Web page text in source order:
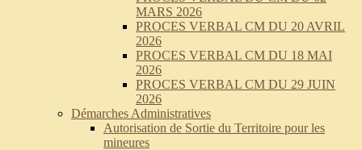
MARS 2026
PROCES VERBAL CM DU 20 AVRIL
2026
PROCES VERBAL CM DU 18 MAI
2026
PROCES VERBAL CM DU 29 JUIN
2026
Démarches Administratives
Autorisation de Sortie du Territoire pour les
mineures